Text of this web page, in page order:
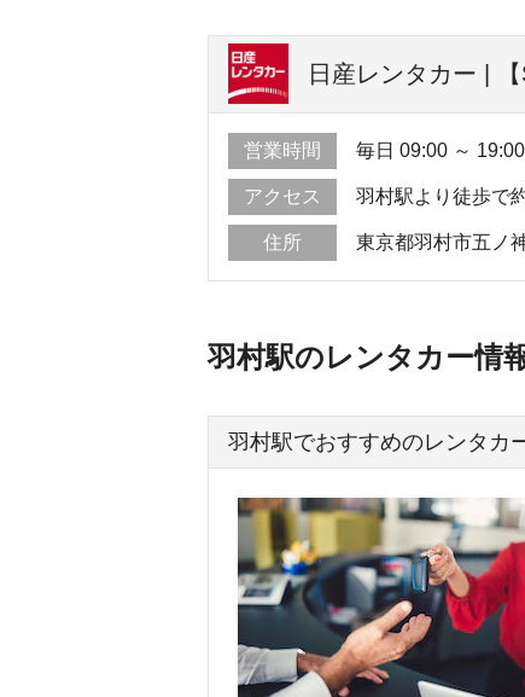
日産レンタカー |
営業時間 毎日 09:00 ～ 19:00
アクセス 羽村駅より徒歩で
住所 東京都羽村市五ノ
羽村駅のレンタカー情
羽村駅でおすすめのレンタカ